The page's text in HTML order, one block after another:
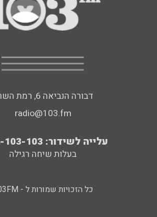
דבורה הנביאה 6, רמת השרון
radio@103.fm
עלייה לשידור: 0552-103-103
בעלות שיחה רגילה
כל הזכויות שמורות ל - 103FM